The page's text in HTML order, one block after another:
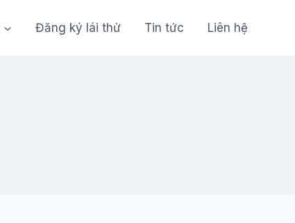
Đăng ký lái thử Tin tức Liên hệ